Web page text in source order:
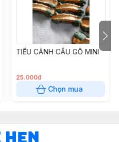
TIỂU CẢNH CẦU GỖ MINI
25.000đ
Chọn mua